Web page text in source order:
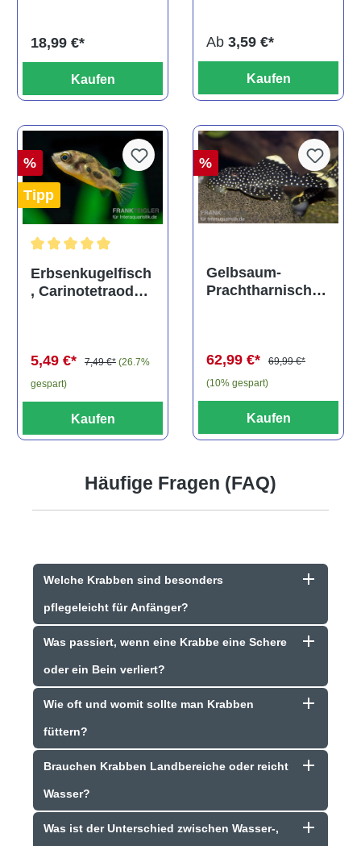
18,99 €*
Kaufen
Ab 3,59 €*
Kaufen
%
Tipp
Durchschnittliche Bewertung von 5 von 5 Sternen
Erbsenkugelfisch
, Carinotetraodon
5,49 €* 7,49 €* (26.7%
gespart)
Kaufen
%
Gelbsaum-
Prachtharnischw
62,99 €*
69,99 €*
(10% gespart)
Kaufen
Häufige Fragen (FAQ)
Welche Krabben sind besonders
pflegeleicht für Anfänger?
Was passiert, wenn eine Krabbe eine Schere
oder ein Bein verliert?
Wie oft und womit sollte man Krabben
füttern?
Brauchen Krabben Landbereiche oder reicht
Wasser?
Was ist der Unterschied zwischen Wasser-,